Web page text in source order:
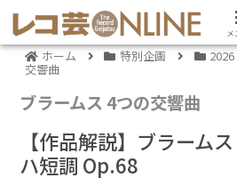
ホーム 特別企画 2026
交響曲
ブラームス 4つの交響曲
【作品解説】ブラーム
ハ短調 Op.68
メ